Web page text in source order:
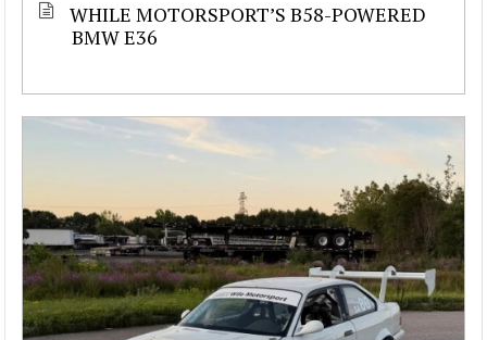
WHILE MOTORSPORT’S B58-POWERED
BMW E36